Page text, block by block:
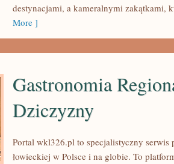
destynacjami, a kameralnymi zakątkami,
More ]
Gastronomia
Dziczyzny
Portal wkl326.pl to specjalistyczny serwis
łowieckiej w Polsce i na globie. To